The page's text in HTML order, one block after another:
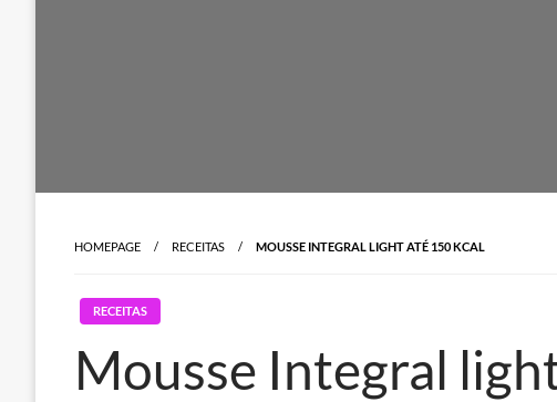
HOMEPAGE RECEITAS MOUSSE INTEGRAL LIGHT ATÉ 150 KCAL
RECEITAS
Mousse Integral